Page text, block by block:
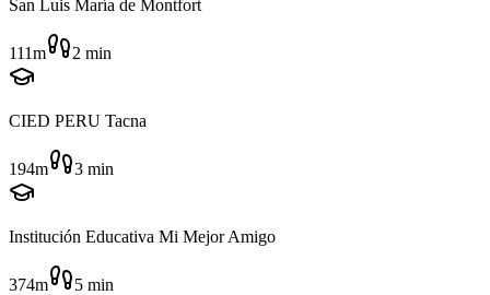
San Luis María de Montfort
111m 2 min
CIED PERU Tacna
194m 3 min
Institución Educativa Mi Mejor Amigo
374m 5 min